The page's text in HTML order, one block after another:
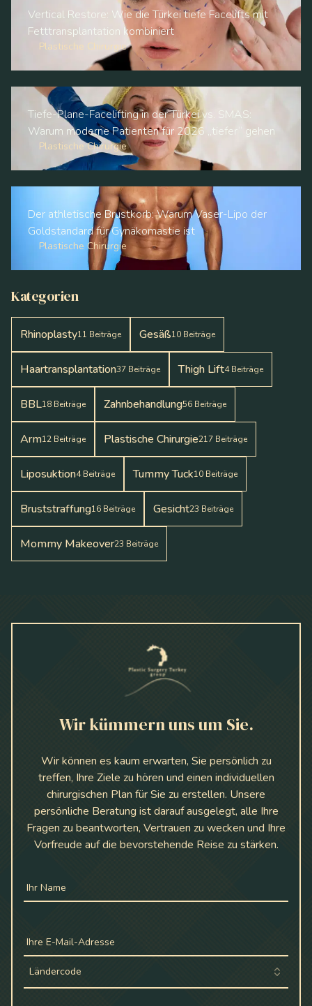
Vertical Restore: Wie die Türkei tiefe Facelifts mit
Fetttransplantation kombiniert
Plastische Chirurgie
Tiefe-Plane-Facelifting in der Türkei vs. SMAS:
Warum moderne Patienten für 2026 „tiefer“ gehen
Plastische Chirurgie
Der athletische Brustkorb: Warum Vaser-Lipo der
Goldstandard für Gynäkomastie ist
Plastische Chirurgie
Kategorien
Rhinoplasty11 Beiträge Gesäß10 Beiträge
Haartransplantation37 Beiträge Thigh Lift4 Beiträge
BBL18 Beiträge Zahnbehandlung56 Beiträge
Arm12 Beiträge Plastische Chirurgie217 Beiträge
Liposuktion4 Beiträge Tummy Tuck10 Beiträge
Bruststraffung16 Beiträge Gesicht23 Beiträge
Mommy Makeover23 Beiträge
Wir kümmern uns um Sie.
Wir können es kaum erwarten, Sie persönlich zu
treffen, Ihre Ziele zu hören und einen individuellen
chirurgischen Plan für Sie zu erstellen. Unsere
persönliche Beratung ist darauf ausgelegt, alle Ihre
Fragen zu beantworten, Vertrauen zu wecken und Ihre
Vorfreude auf die bevorstehende Reise zu stärken.
Ihr Name
Ihre E-Mail-Adresse
Ländercode